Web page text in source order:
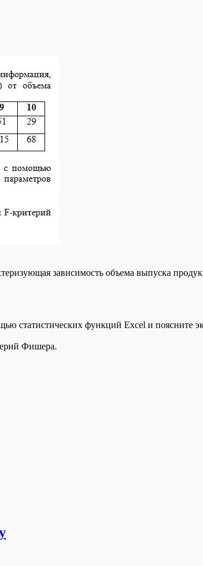
зависимость объема выпуска
статистических функций Excel и поясните
Фишера.